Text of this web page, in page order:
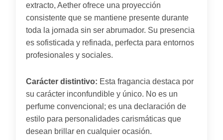
extracto, Aether ofrece una proyección
consistente que se mantiene presente durante
toda la jornada sin ser abrumador. Su presencia
es sofisticada y refinada, perfecta para entornos
profesionales y sociales.
Carácter distintivo: Esta fragancia destaca por
su carácter inconfundible y único. No es un
perfume convencional; es una declaración de
estilo para personalidades carismáticas que
desean brillar en cualquier ocasión.